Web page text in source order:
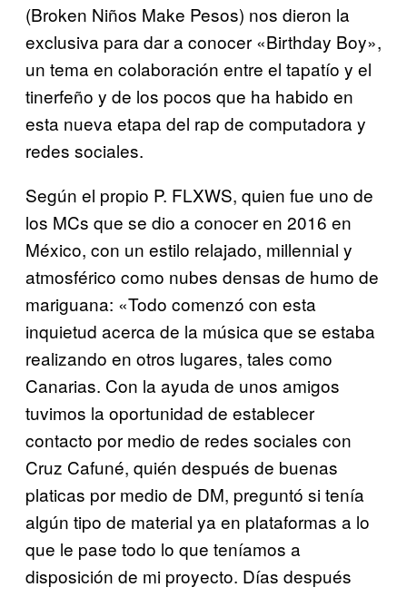
(Broken Niños Make Pesos) nos dieron la
exclusiva para dar a conocer «Birthday Boy»,
un tema en colaboración entre el tapatío y el
tinerfeño y de los pocos que ha habido en
esta nueva etapa del rap de computadora y
redes sociales.
Según el propio P. FLXWS, quien fue uno de
los MCs que se dio a conocer en 2016 en
México, con un estilo relajado, millennial y
atmosférico como nubes densas de humo de
mariguana: «Todo comenzó con esta
inquietud acerca de la música que se estaba
realizando en otros lugares, tales como
Canarias. Con la ayuda de unos amigos
tuvimos la oportunidad de establecer
contacto por medio de redes sociales con
Cruz Cafuné, quién después de buenas
platicas por medio de DM, preguntó si tenía
algún tipo de material ya en plataformas a lo
que le pase todo lo que teníamos a
disposición de mi proyecto. Días después